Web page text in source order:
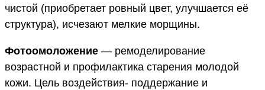
чистой (приобретает ровный цвет, улучшается её
структура), исчезают мелкие морщины.
Фотоомоложение — ремоделирование
возрастной и профилактика старения молодой
кожи. Цель воздействия- поддержание и